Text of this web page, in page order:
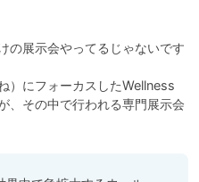
の展示会やってるじゃないです
）にフォーカスしたWellness
、その中で行われる専門展示会